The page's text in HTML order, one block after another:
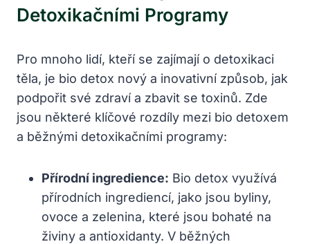
Detoxikačními Programy
Pro mnoho lidí, kteří se zajímají o detoxikaci
těla, je bio detox nový a inovativní způsob, jak
podpořit své zdraví a zbavit se toxinů. Zde
jsou některé klíčové rozdíly mezi bio detoxem
a běžnými detoxikačními programy:
Přírodní ingredience: Bio detox využívá
přírodních ingrediencí, jako jsou byliny,
ovoce a zelenina, které jsou bohaté na
živiny a antioxidanty. V běžných